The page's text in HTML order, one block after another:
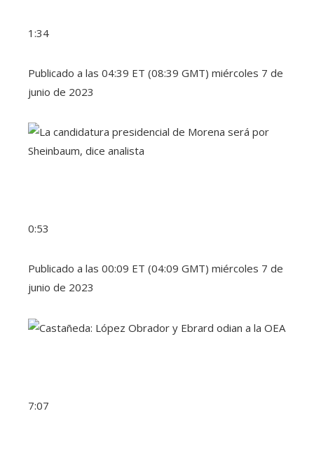
1:34
Publicado a las 04:39 ET (08:39 GMT) miércoles 7 de
junio de 2023
0:53
Publicado a las 00:09 ET (04:09 GMT) miércoles 7 de
junio de 2023
7:07